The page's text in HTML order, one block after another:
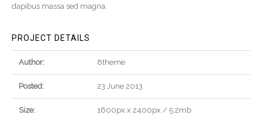
dapibus massa sed magna.
PROJECT DETAILS
Author: 8theme
Posted: 23 June 2013
Size: 1600px x 2400px / 5.2mb